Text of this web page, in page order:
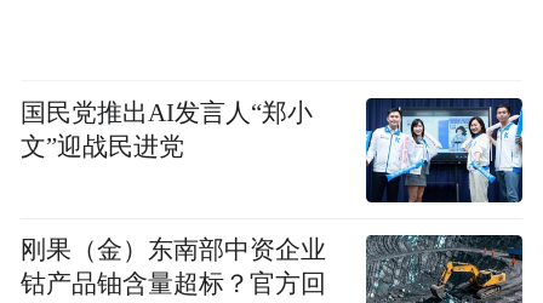
国民党推出AI发言人“郑小
文”迎战民进党
刚果（金）东南部中资企业
钴产品铀含量超标？官方回